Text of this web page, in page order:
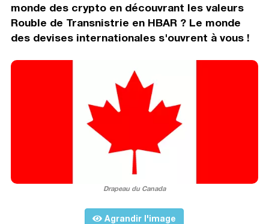
monde des crypto en découvrant les valeurs
Rouble de Transnistrie en HBAR ? Le monde
des devises internationales s'ouvrent à vous !
Drapeau du Canada
Agrandir l'image